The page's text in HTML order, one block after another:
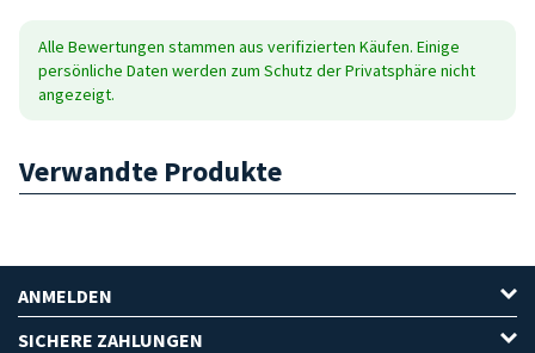
Alle Bewertungen stammen aus verifizierten Käufen. Einige
persönliche Daten werden zum Schutz der Privatsphäre nicht
angezeigt.
Verwandte Produkte
ANMELDEN
SICHERE ZAHLUNGEN